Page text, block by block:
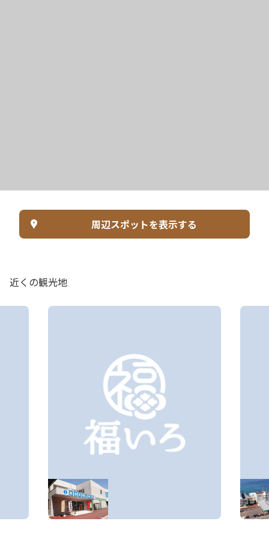
周辺スポットを表示する
近くの観光地